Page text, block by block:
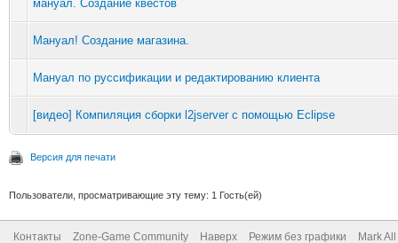
мануал. Создание квестов
Мануал! Создание магазина.
Мануал по руссификации и редактированию клиента
[видео] Компиляция сборки l2jserver с помощью Eclipse
Версия для печати
Пользователи, просматривающие эту тему: 1 Гость(ей)
Контакты Zone-Game Community Наверх Режим без графики Mark